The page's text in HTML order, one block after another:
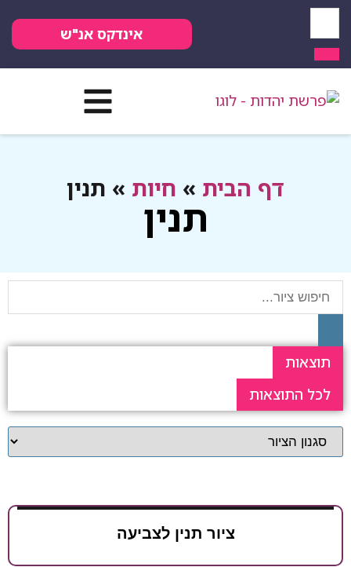
אינדקס אנ"ש
דף הבית » חיות » תנין
תנין
תוצאות
לכל התוצאות
ציור תנין לצביעה